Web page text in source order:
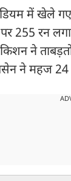
में
255 रन
ने
ने महज